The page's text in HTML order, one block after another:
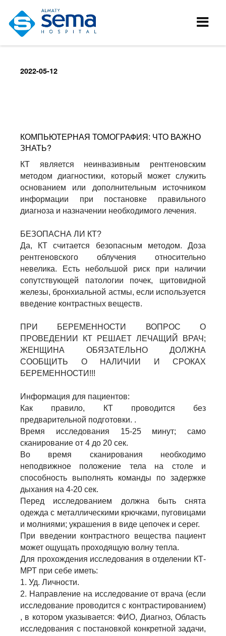
2022-05-12
КОМПЬЮТЕРНАЯ ТОМОГРАФИЯ: ЧТО ВАЖНО
ЗНАТЬ?
КТ является неинвазивным рентгеновским
методом диагностики, который может служить
основанием или дополнительным источником
информации при постановке правильного
диагноза и назначении необходимого лечения.
БЕЗОПАСНА ЛИ КТ?
Да, КТ считается безопасным методом. Доза
рентгеновского облучения относительно
невелика. Есть небольшой риск при наличии
сопутствующей патологии почек, щитовидной
железы, бронхиальной астмы, если используется
введение контрастных веществ.
ПРИ БЕРЕМЕННОСТИ ВОПРОС О
ПРОВЕДЕНИИ КТ РЕШАЕТ ЛЕЧАЩИЙ ВРАЧ;
ЖЕНЩИНА ОБЯЗАТЕЛЬНО ДОЛЖНА
СООБЩИТЬ О НАЛИЧИИ И СРОКАХ
БЕРЕМЕННОСТИ!!!
Информация для пациентов:
Как правило, КТ проводится без
предварительной подготовки. .
Время исследования 15-25 минут; само
сканирование от 4 до 20 сек.
Во время сканирования необходимо
неподвижное положение тела на столе и
способность выполнять команды по задержке
дыхания на 4-20 сек.
Перед исследованием должна быть снята
одежда с металлическими крючками, пуговицами
и молниями; украшения в виде цепочек и серег.
При введении контрастного вещества пациент
может ощущать проходящую волну тепла.
Для прохождения исследования в отделении КТ-
МРТ при себе иметь:
1. Уд. Личности.
2. Направление на исследование от врача (если
исследование проводится с контрастированием)
, в котором указывается: ФИО, Диагноз, Область
исследования с постановкой конкретной задачи,